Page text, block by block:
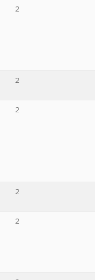
2
2
2
2
2